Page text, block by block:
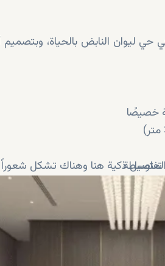
حي ليوان النابض بالحياة،
خصيصًا
النجاح
ذكية هنا وهناك تشكل شعوراً